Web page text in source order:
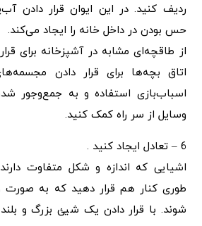
ردیف کنید. در این ایوان قرار دادن
حس بودن در داخل خانه را ایجاد می‌کند.
از طاقچه‌ای مشابه در آشپزخانه برای
اتاق بچه‌ها برای قرار دادن
اسباب‌بازی استفاده و به جمع‌وجور
وسایل از سر راه کمک کنید.
6 – تعادل ایجاد کنید .
اشیایی که اندازه و شکل متفاوت
طوری کنار هم قرار دهید که به صورت
شوند. با قرار دادن یک شیئ بزرگ و